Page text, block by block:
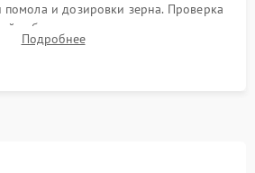
помола и дозировки зерна. Проверка
таблетки, температуры напитка и
Контроль отсутствия посторонних
Подробнее